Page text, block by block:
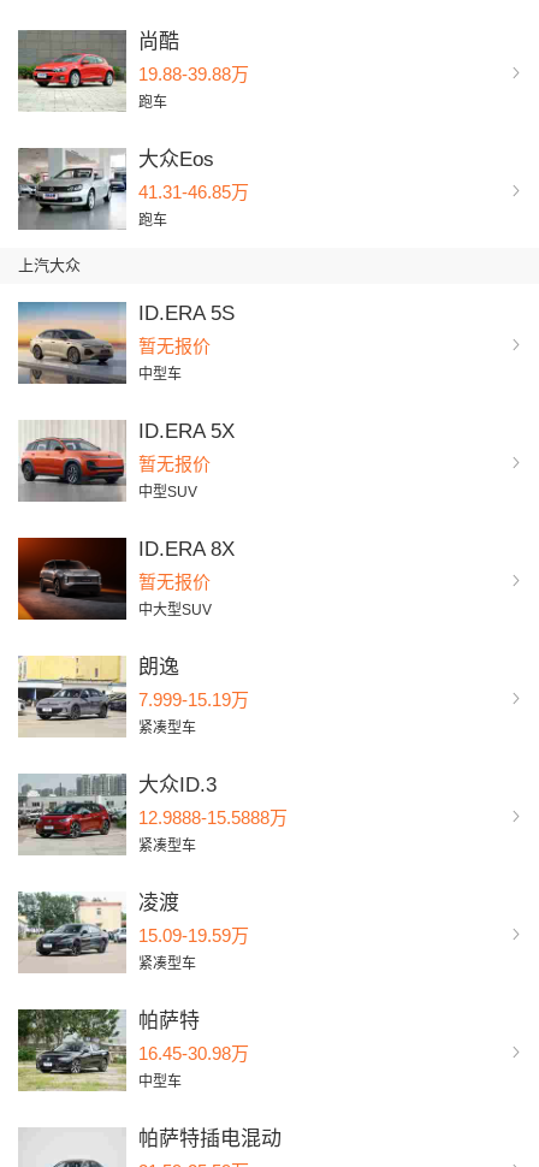
尚酷
19.88-39.88万
跑车
大众Eos
41.31-46.85万
跑车
上汽大众
ID.ERA 5S
暂无报价
中型车
ID.ERA 5X
暂无报价
中型SUV
ID.ERA 8X
暂无报价
中大型SUV
朗逸
7.999-15.19万
紧凑型车
大众ID.3
12.9888-15.5888万
紧凑型车
凌渡
15.09-19.59万
紧凑型车
帕萨特
16.45-30.98万
中型车
帕萨特插电混动